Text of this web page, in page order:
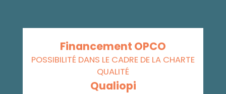
Financement OPCO
POSSIBILITÉ DANS LE CADRE DE LA CHARTE
QUALITÉ
Qualiopi